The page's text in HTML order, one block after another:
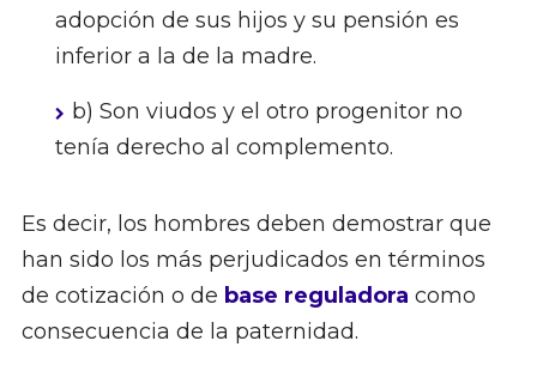
adopción de sus hijos y su pensión es
inferior a la de la madre.
b) Son viudos y el otro progenitor no
tenía derecho al complemento.
Es decir, los hombres deben demostrar que
han sido los más perjudicados en términos
de cotización o de base reguladora como
consecuencia de la paternidad.